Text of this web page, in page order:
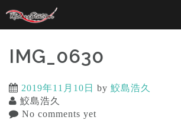
content
IMG_0630
2019年11月10日 by 鮫島浩久
鮫島浩久
No comments yet